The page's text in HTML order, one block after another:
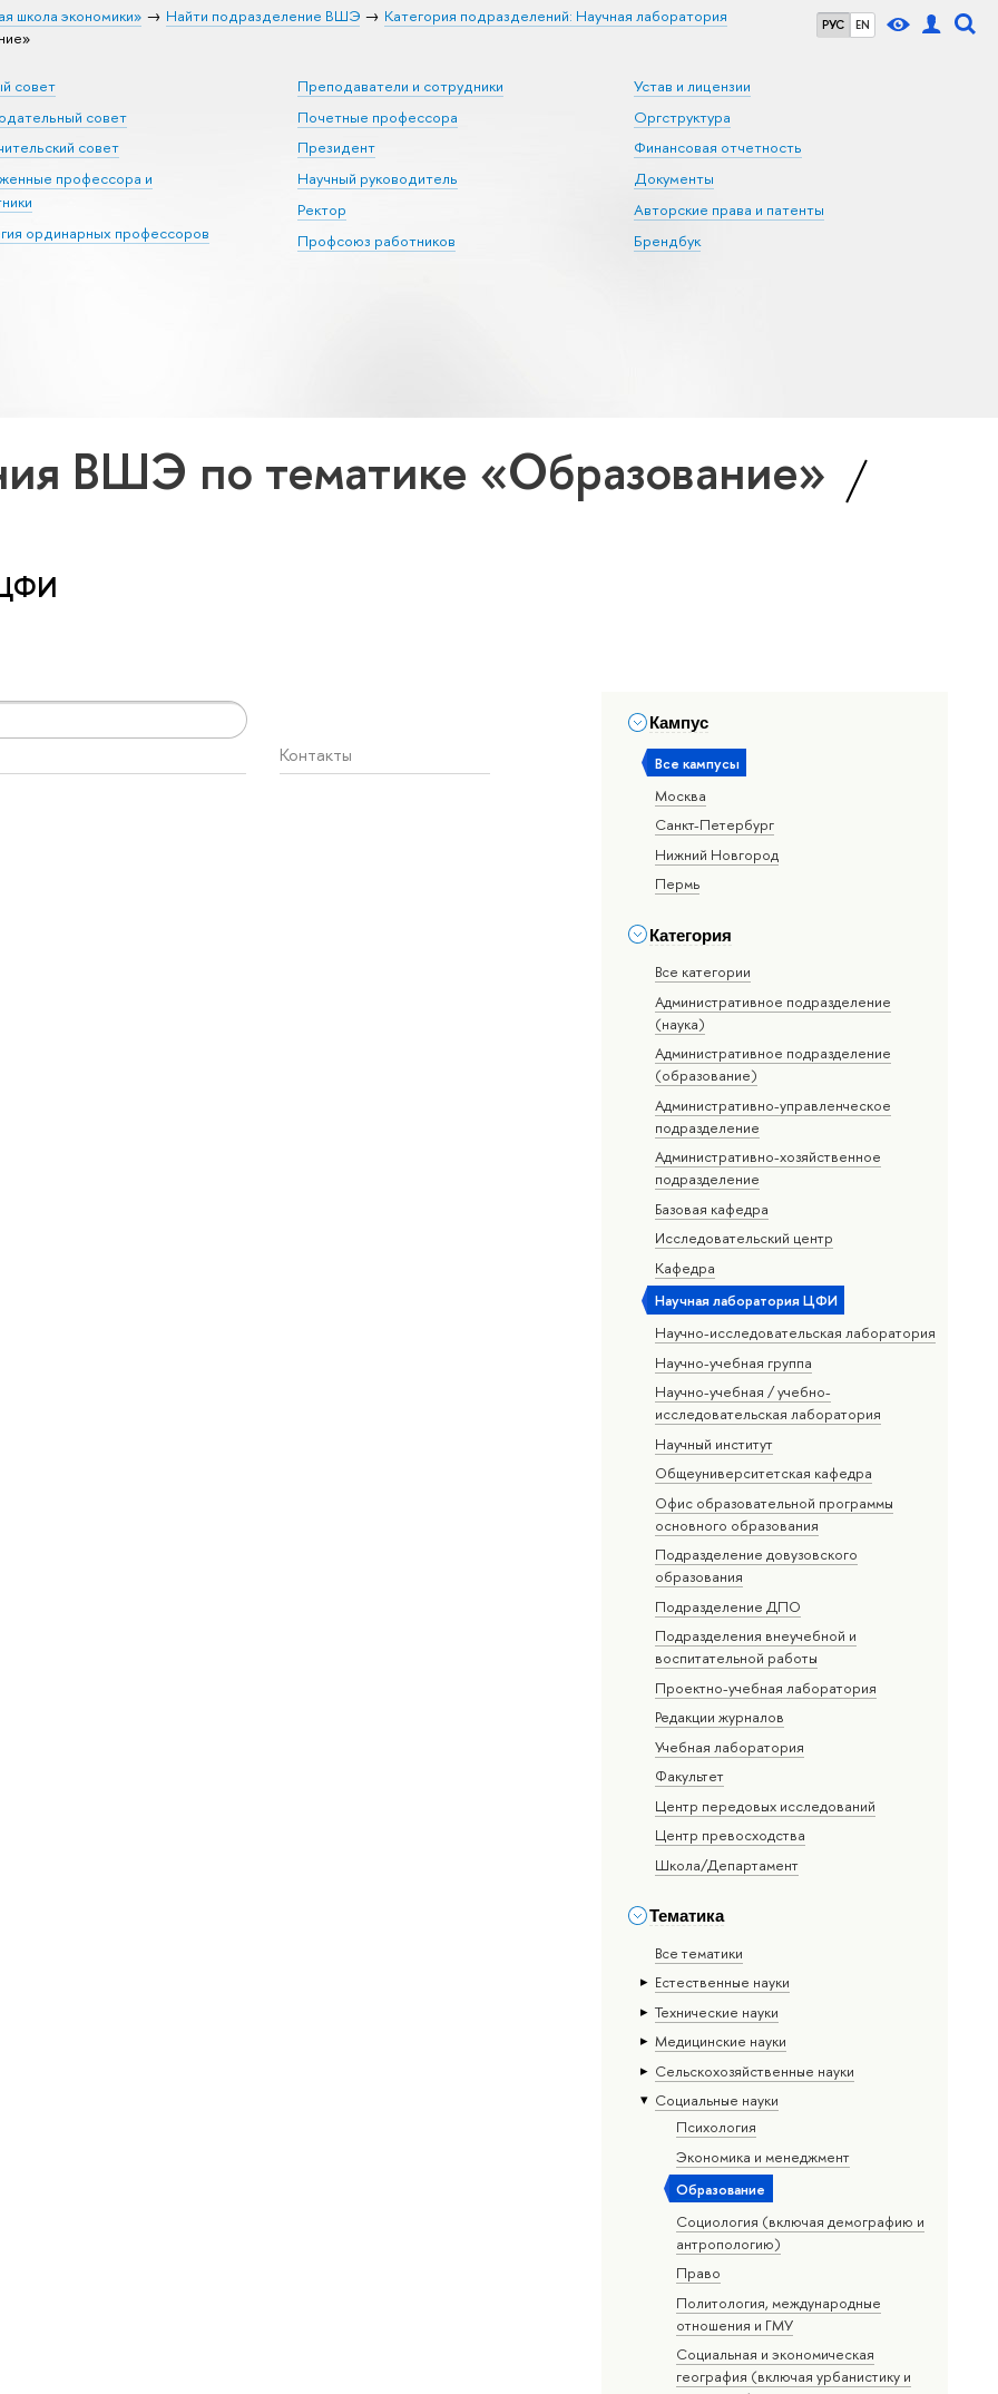
РУС EN
школа экономики» Найти подразделение ВШЭ
Категория подразделений: Научная лаборатория
совет
совет
совет
профессора и
ординарных профессоров
Преподаватели и сотрудники
Почетные профессора
Президент
Научный руководитель
Ректор
Профсоюз работников
Устав и лицензии
Оргструктура
Финансовая отчетность
Документы
Авторские права и патенты
Брендбук
ВШЭ по тематике «Образование»
ЦФИ
Кампус
Все кампусы
Москва
Санкт-Петербург
Нижний Новгород
Пермь
Категория
Все категории
Административное подразделение
(наука)
Административное подразделение
(образование)
Административно-управленческое
подразделение
Административно-хозяйственное
подразделение
Базовая кафедра
Исследовательский центр
Кафедра
Научная лаборатория ЦФИ
Научно-исследовательская лаборатория
Научно-учебная группа
Научно-учебная / учебно-
исследовательская лаборатория
Научный институт
Общеуниверситетская кафедра
Офис образовательной программы
основного образования
Подразделение довузовского
образования
Подразделение ДПО
Подразделения внеучебной и
воспитательной работы
Проектно-учебная лаборатория
Редакции журналов
Учебная лаборатория
Факультет
Центр передовых исследований
Центр превосходства
Школа/Департамент
Тематика
Все тематики
Естественные науки
Тех­ничес­кие науки
Медицинские науки
Сельскохозяйственные науки
Социальные науки
Психология
Экономика и менеджмент
Образование
Социология (включая демографию и
антропологию)
Право
Политология, международные
отношения и ГМУ
Социальная и экономическая
география (включая урбанистику и
Контакты